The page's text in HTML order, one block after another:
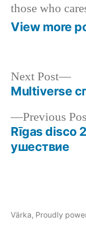
those who
View more
Post
Previous
Rīgas disco
ушествие
Next Post
Multiverse
Värka, Proudly